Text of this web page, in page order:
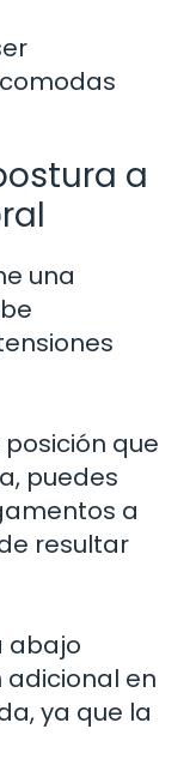
a
una
que
puedes
a
resultar
abajo
adicional en
ya que la